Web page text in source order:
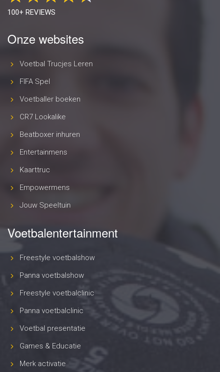
100+ REVIEWS
Onze websites
Voetbal Trucjes Leren
FIFA Spel
Voetballer boeken
CR7 Lookalike
Beatboxer inhuren
Entertainmens
Kaarttruc
Empowermens
Jouw Speeltuin
Voetbalentertainment
Freestyle voetbalshow
Panna voetbalshow
Freestyle voetbalclinic
Panna voetbalclinic
Voetbal presentatie
Games & Educatie
Merk activatie